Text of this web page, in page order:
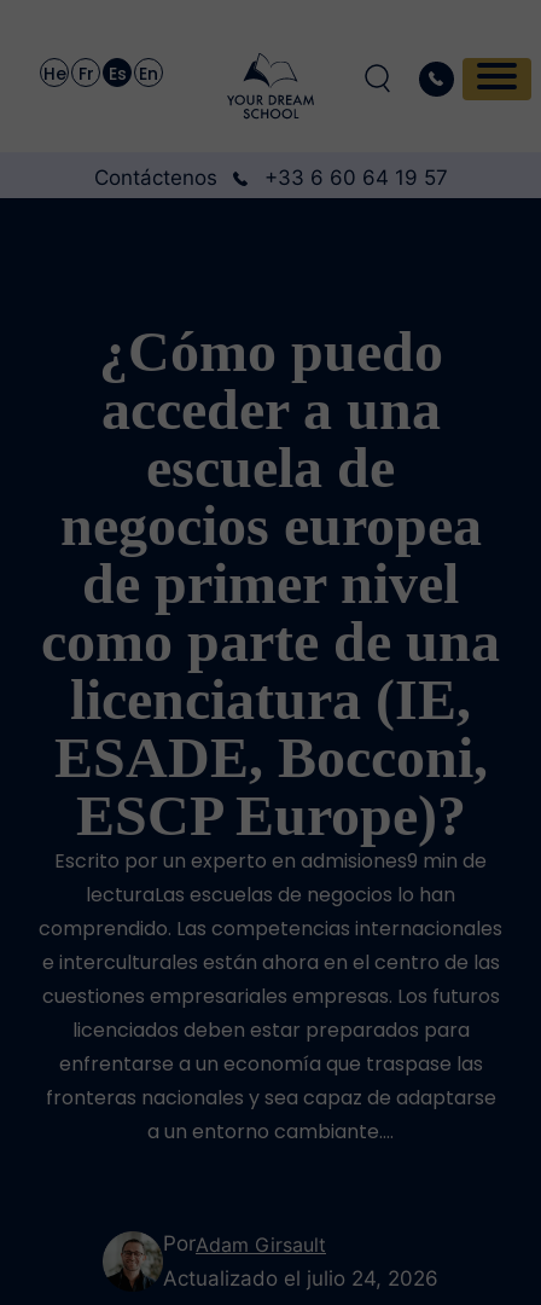
He Fr Es En
Contáctenos +33 6 60 64 19 57
¿Cómo puedo
acceder a una
escuela de
negocios europea
de primer nivel
como parte de una
licenciatura (IE,
ESADE, Bocconi,
ESCP Europe)?
Escrito por un experto en admisiones9 min de
lecturaLas escuelas de negocios lo han
comprendido. Las competencias internacionales
e interculturales están ahora en el centro de las
cuestiones empresariales empresas. Los futuros
licenciados deben estar preparados para
enfrentarse a un economía que traspase las
fronteras nacionales y sea capaz de adaptarse
a un entorno cambiante.…
PorAdam Girsault
Actualizado el julio 24, 2026